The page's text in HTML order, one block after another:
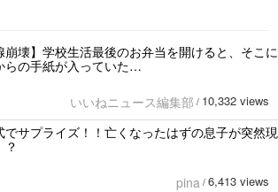
崩壊】学校生活最後のお弁当を開けると、そこに
らの手紙が入っていた…
いいねニュース編集部 / 10,332 views
でサプライズ！！亡くなったはずの息子が突然現
？
pina / 6,413 views